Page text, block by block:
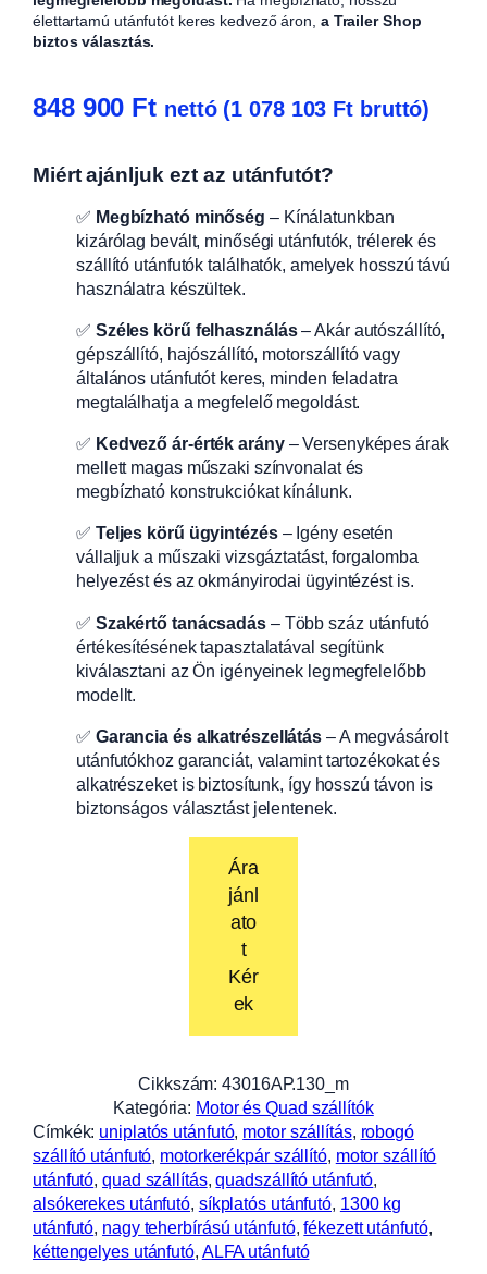
élettartamú utánfutót keres kedvező áron, a Trailer Shop
biztos választás.
848 900 Ft nettó (1 078 103 Ft bruttó)
Miért ajánljuk ezt az utánfutót?
✅ Megbízható minőség – Kínálatunkban
kizárólag bevált, minőségi utánfutók, trélerek és
szállító utánfutók találhatók, amelyek hosszú távú
használatra készültek.
✅ Széles körű felhasználás– Akár autószállító,
gépszállító, hajószállító, motorszállító vagy
általános utánfutót keres, minden feladatra
megtalálhatja a megfelelő megoldást.
✅ Kedvező ár-érték arány– Versenyképes árak
mellett magas műszaki színvonalat és
megbízható konstrukciókat kínálunk.
✅ Teljes körű ügyintézés– Igény esetén
vállaljuk a műszaki vizsgáztatást, forgalomba
helyezést és az okmányirodai ügyintézést is.
✅ Szakértő tanácsadás– Több száz utánfutó
értékesítésének tapasztalatával segítünk
kiválasztani az Ön igényeinek legmegfelelőbb
modellt.
✅ Garancia és alkatrészellátás – A megvásárolt
utánfutókhoz garanciát, valamint tartozékokat és
alkatrészeket is biztosítunk, így hosszú távon is
biztonságos választást jelentenek.
Ára
jánl
ato
t
Kér
ek
Cikkszám: 43016AP.130_m
Kategória: Motor és Quad szállítók
Címkék: uniplatós utánfutó, motor szállítás, robogó
szállító utánfutó, motorkerékpár szállító, motor szállító
utánfutó, quad szállítás, quadszállító utánfutó
alsókerekes utánfutó, síkplatós utánfutó, 1300 kg
utánfutó, nagy teherbírású utánfutó, fékezett utánfutó
kéttengelyes utánfutó, ALFA utánfutó